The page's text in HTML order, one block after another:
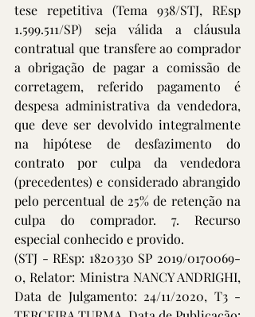
tese repetitiva (Tema 938/STJ, REsp
1.599.511/SP) seja válida a cláusula
contratual que transfere ao comprador
a obrigação de pagar a comissão de
corretagem, referido pagamento é
despesa administrativa da vendedora,
que deve ser devolvido integralmente
na hipótese de desfazimento do
contrato por culpa da vendedora
(precedentes) e considerado abrangido
pelo percentual de 25% de retenção na
culpa do comprador. 7. Recurso
especial conhecido e provido.
(STJ - REsp: 1820330 SP 2019/0170069-
0, Relator: Ministra NANCY ANDRIGHI,
Data de Julgamento: 24/11/2020, T3 -